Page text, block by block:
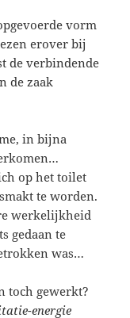
vorm
erover bij
de verbindende
de zaak
in bijna
op het toilet
te worden.
werkelijkheid
gedaan te
was…
toch gewerkt?
energie